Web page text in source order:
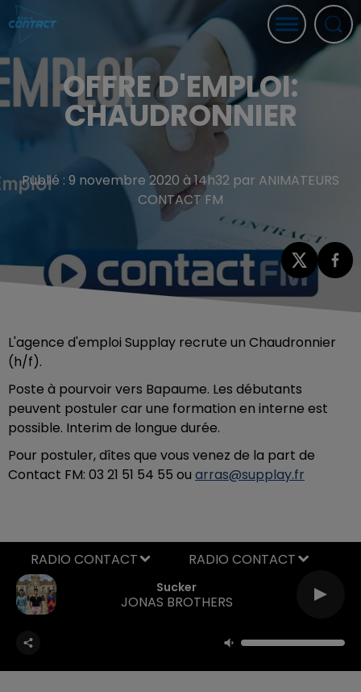
OFFRE D'EMPLOI:
CHAUDRONNIER
Publié : 9 novembre 2020 à 14h32 par ANIMATEURS
CONTACT FM
L'agence d'emploi Supplay recrute un Chaudronnier
(h/f).
Poste à pourvoir vers Bapaume. Les débutants
peuvent postuler car une formation en interne est
possible. Interim de longue durée.
Pour postuler, dîtes que vous venez de la part de
Contact FM: 03 21 51 54 55 ou arras@supplay.fr
Sucker
JONAS BROTHERS
RADIO CONTACT